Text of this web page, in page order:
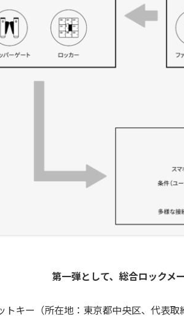
第一弾として、総合ロックメ
トキー（所在地：東京都中央区、代表